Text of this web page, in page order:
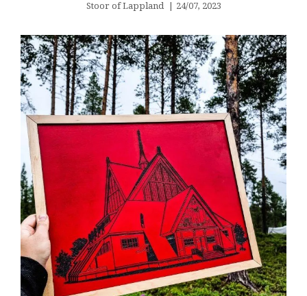
Stoor of Lappland 24/07, 2023